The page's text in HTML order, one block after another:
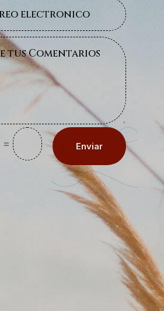
= Enviar